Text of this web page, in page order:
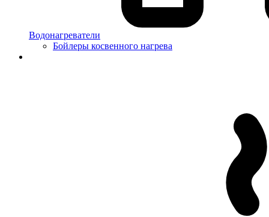
Водонагреватели
Бойлеры косвенного нагрева